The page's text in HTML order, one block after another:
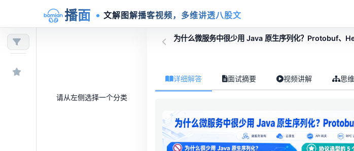
播面 文解图解播客视频，多维讲透八股文
请从左侧选择一个分类
为什么微服务中很少用 Java 原生序列化？Protobuf、
详细解答 面试摘要 视频讲解 思